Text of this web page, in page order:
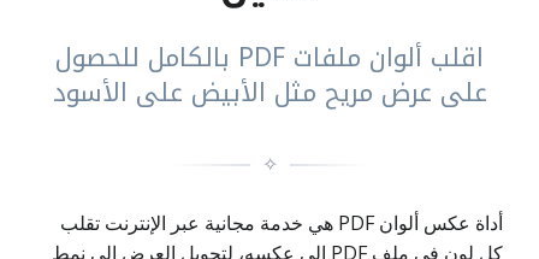
اقلب ألوان ملفات PDF بالكامل للحصول
على عرض مريح مثل الأبيض على الأسود
✧
أداة عكس ألوان PDF هي خدمة مجانية عبر الإنترنت تقلب
كل لون في ملف PDF إلى عكسه، لتحويل العرض إلى نمط